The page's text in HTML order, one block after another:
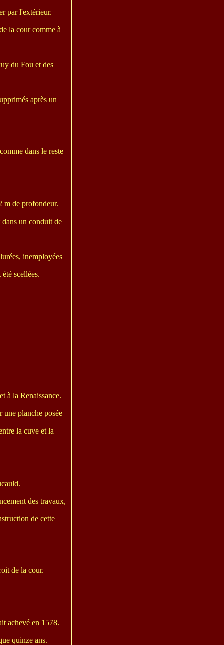
par l'extérieur.
la cour comme à
du Fou et des
après un
dans le reste
m de profondeur.
un conduit de
inemployées
scellées.
à la Renaissance.
une planche posée
la cuve et la
des travaux,
de cette
de la cour.
achevé en 1578.
quinze ans.